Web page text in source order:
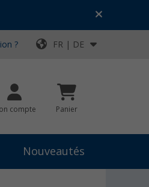
? FR | DE
compte Panier
Nouveautés